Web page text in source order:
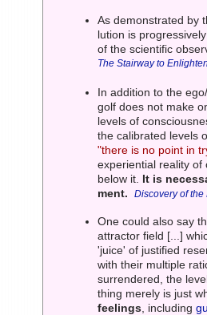
As demonstrated by
lution is
of the scientific
The Stairway to
In addition to the
golf does not make
levels of
the calibrated levels
"there is no point in
experiential reality
below it. It is
ment.
Discovery of
One could also say
attractor field [...]
'juice' of justified
with their multiple
surrendered, the
thing merely is just
feelings , including